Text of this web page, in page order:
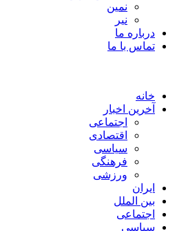
نمین
نیر
درباره ما
تماس با ما
خانه
آخرین اخبار
اجتماعی
اقتصادی
سیاسی
فرهنگی
ورزشی
ایران
بین الملل
اجتماعی
سیاسی